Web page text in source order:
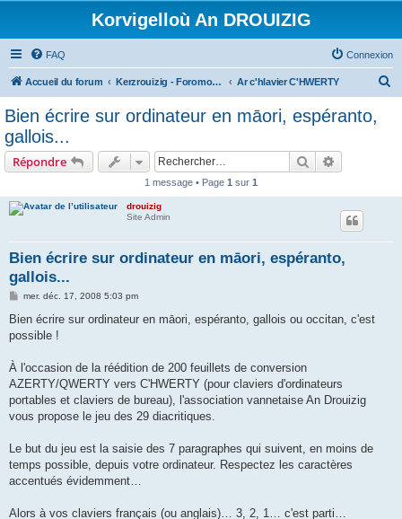
Korvigelloù An DROUIZIG
FAQ Connexion
Accueil du forum Kerzrouizig - Foromoù An Drouizig Ar c'hlavier C'HWERTY
Bien écrire sur ordinateur en māori, espéranto,
gallois...
Répondre Rechercher
1 message • Page 1 sur 1
drouizig
Site Admin
Bien écrire sur ordinateur en māori, espéranto,
gallois...
M
s
a
mer. déc. 17, 2008 5:03 pm
Bien écrire sur ordinateur en māori, espéranto, gallois ou occitan, c'est
possible !
À l'occasion de la réédition de 200 feuillets de conversion
AZERTY/QWERTY vers C'HWERTY (pour claviers d'ordinateurs
portables et claviers de bureau), l'association vannetaise An Drouizig
vous propose le jeu des 29 diacritiques.
Le but du jeu est la saisie des 7 paragraphes qui suivent, en moins de
temps possible, depuis votre ordinateur. Respectez les caractères
accentués évidemment…
Alors à vos claviers français (ou anglais)… 3, 2, 1… c'est parti…